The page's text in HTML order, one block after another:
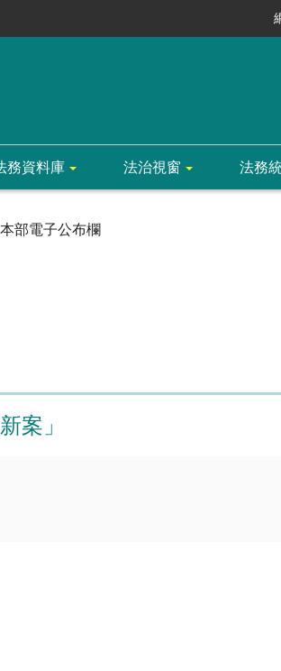
務資料庫 法治視窗 法務
本部電子公布欄
案」